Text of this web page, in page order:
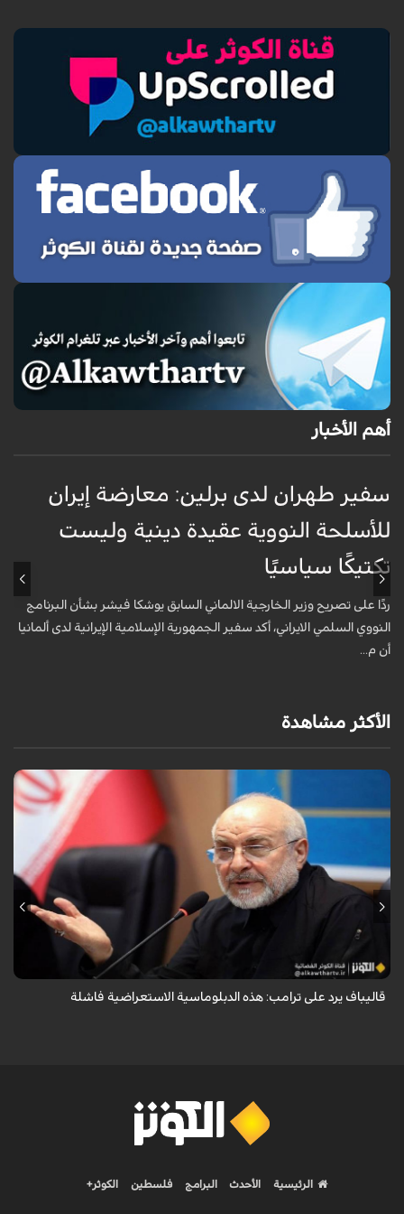
أهم الأخبار
سفير طهران لدى برلين: معارضة إيران
للأسلحة النووية عقيدة دينية وليست
تكتيكًا سياسيًا
ردًا على تصريح وزير الخارجية الالماني السابق يوشكا فيشر بشأن البرنامج
النووي السلمي الايراني، أكد سفير الجمهورية الإسلامية الإيرانية لدى ألمانيا
أن م...
الأكثر مشاهدة
أكد رئيس مجلس الشورى الإسلامي الإيراني أن التصريحات الاستعراضية
والتهديدات المتكررة لم تعد تُجدي نفعاً، واصفاً إياها بالدبلوماسية الفاشلة.
قاليباف يرد على ترامب: هذه الدبلوماسية الاستعراضية فاشلة
الرئيسية الأحدث البرامج فلسطين الكوثر+